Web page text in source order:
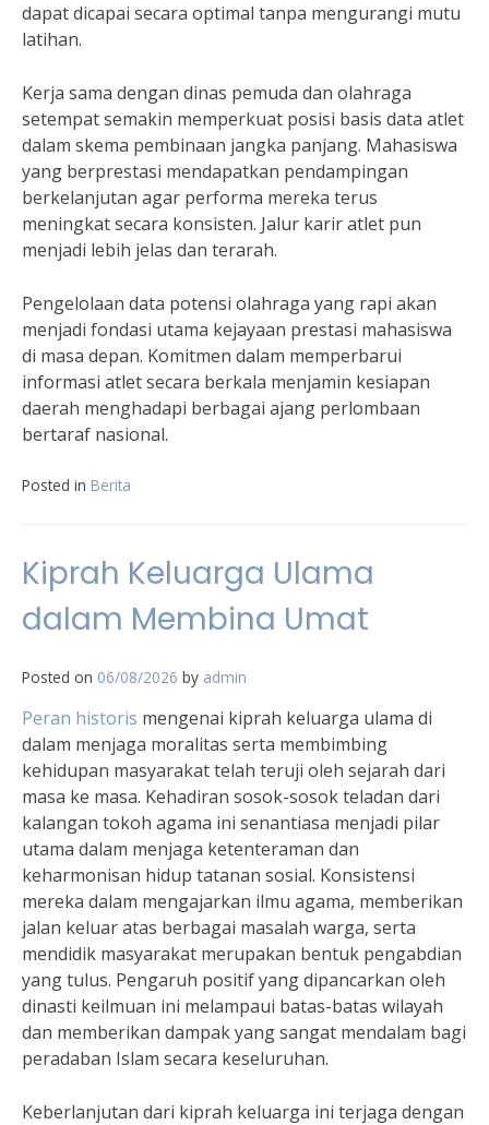
dapat dicapai secara optimal tanpa mengurangi mutu
latihan.
Kerja sama dengan dinas pemuda dan olahraga
setempat semakin memperkuat posisi basis data atlet
dalam skema pembinaan jangka panjang. Mahasiswa
yang berprestasi mendapatkan pendampingan
berkelanjutan agar performa mereka terus
meningkat secara konsisten. Jalur karir atlet pun
menjadi lebih jelas dan terarah.
Pengelolaan data potensi olahraga yang rapi akan
menjadi fondasi utama kejayaan prestasi mahasiswa
di masa depan. Komitmen dalam memperbarui
informasi atlet secara berkala menjamin kesiapan
daerah menghadapi berbagai ajang perlombaan
bertaraf nasional.
Posted in Berita
Kiprah Keluarga Ulama
dalam Membina Umat
Posted on 06/08/2026 by admin
Peran historis mengenai kiprah keluarga ulama di
dalam menjaga moralitas serta membimbing
kehidupan masyarakat telah teruji oleh sejarah dari
masa ke masa. Kehadiran sosok-sosok teladan dari
kalangan tokoh agama ini senantiasa menjadi pilar
utama dalam menjaga ketenteraman dan
keharmonisan hidup tatanan sosial. Konsistensi
mereka dalam mengajarkan ilmu agama, memberikan
jalan keluar atas berbagai masalah warga, serta
mendidik masyarakat merupakan bentuk pengabdian
yang tulus. Pengaruh positif yang dipancarkan oleh
dinasti keilmuan ini melampaui batas-batas wilayah
dan memberikan dampak yang sangat mendalam bagi
peradaban Islam secara keseluruhan.
Keberlanjutan dari kiprah keluarga ini terjaga dengan